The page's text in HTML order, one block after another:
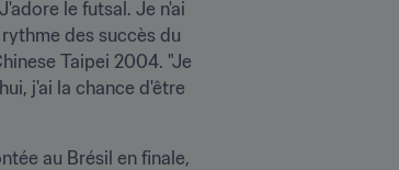
le futsal. Je n'ai
des succès du
Taipei 2004. "Je
j'ai la chance d'être
au Brésil en finale,